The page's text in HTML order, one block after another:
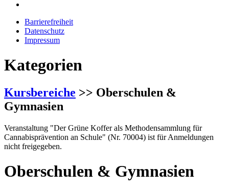
Barrierefreiheit
Datenschutz
Impressum
Kategorien
Kursbereiche >> Oberschulen &
Gymnasien
Veranstaltung "Der Grüne Koffer als Methodensammlung für
Cannabisprävention an Schule" (Nr. 70004) ist für Anmeldungen
nicht freigegeben.
Oberschulen & Gymnasien